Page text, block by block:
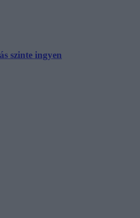
szinte ingyen